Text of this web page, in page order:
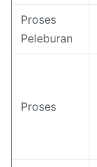
Proses
Peleburan
Proses